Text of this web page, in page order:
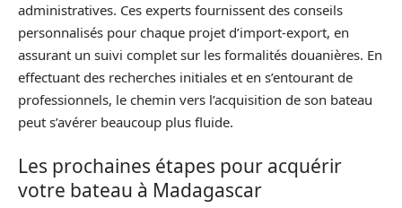
administratives. Ces experts fournissent des conseils
personnalisés pour chaque projet d’import-export, en
assurant un suivi complet sur les formalités douanières. En
effectuant des recherches initiales et en s’entourant de
professionnels, le chemin vers l’acquisition de son bateau
peut s’avérer beaucoup plus fluide.
Les prochaines étapes pour acquérir
votre bateau à Madagascar